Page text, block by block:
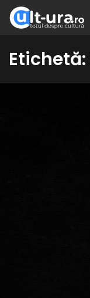
Etichetă: